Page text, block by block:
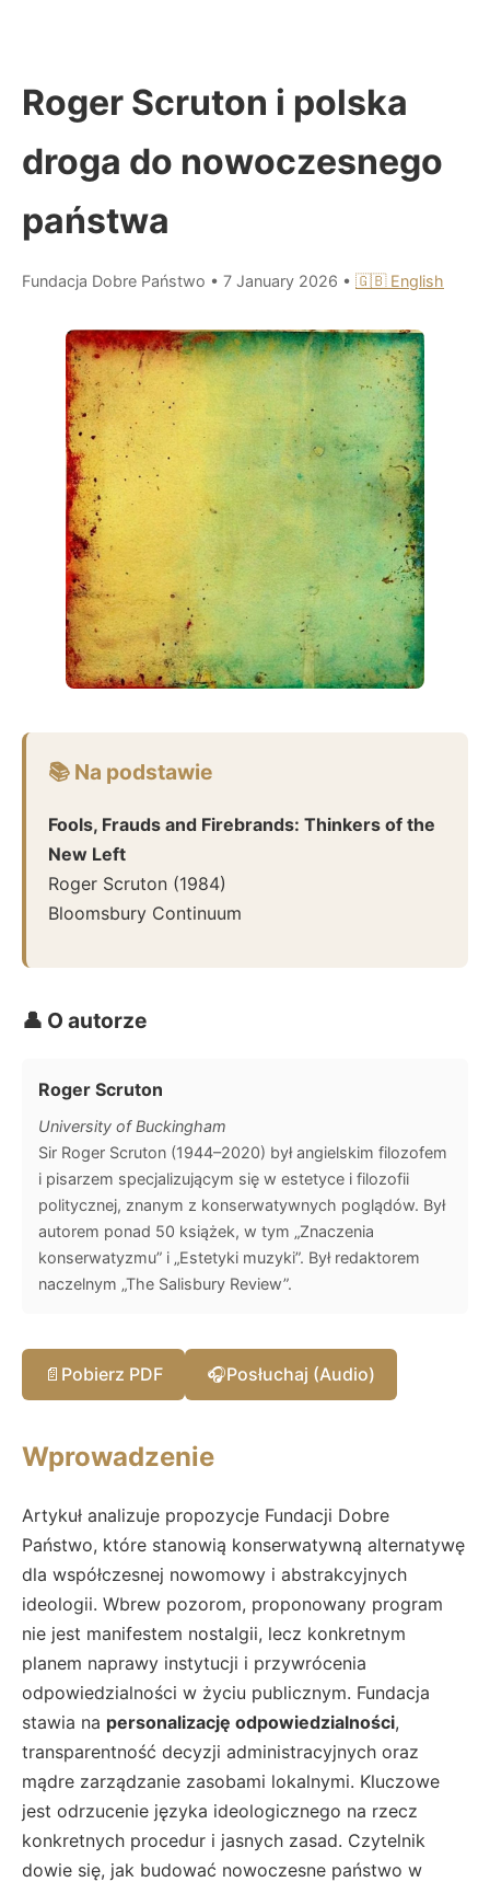
Roger Scruton i polska
droga do nowoczesnego
państwa
Fundacja Dobre Państwo • 7 January 2026 • 🇬🇧 English
📚 Na podstawie
Fools, Frauds and Firebrands: Thinkers of the
New Left
Roger Scruton (1984)
Bloomsbury Continuum
👤 O autorze
Roger Scruton
University of Buckingham
Sir Roger Scruton (1944–2020) był angielskim filozofem
i pisarzem specjalizującym się w estetyce i filozofii
politycznej, znanym z konserwatywnych poglądów. Był
autorem ponad 50 książek, w tym „Znaczenia
konserwatyzmu” i „Estetyki muzyki”. Był redaktorem
naczelnym „The Salisbury Review”.
📄 Pobierz PDF 🎧Posłuchaj (Audio)
Wprowadzenie
Artykuł analizuje propozycje Fundacji Dobre
Państwo, które stanowią konserwatywną alternatywę
dla współczesnej nowomowy i abstrakcyjnych
ideologii. Wbrew pozorom, proponowany program
nie jest manifestem nostalgii, lecz konkretnym
planem naprawy instytucji i przywrócenia
odpowiedzialności w życiu publicznym. Fundacja
stawia na personalizację odpowiedzialności,
transparentność decyzji administracyjnych oraz
mądre zarządzanie zasobami lokalnymi. Kluczowe
jest odrzucenie języka ideologicznego na rzecz
konkretnych procedur i jasnych zasad. Czytelnik
dowie się, jak budować nowoczesne państwo w